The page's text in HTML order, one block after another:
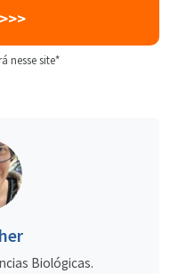
nesse site*
Biológicas.